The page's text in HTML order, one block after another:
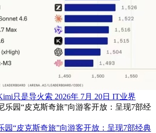
只是导火索 2026年 7月 20日 IT业界
园“皮克斯奇旅”向游客开放：呈现7部经典